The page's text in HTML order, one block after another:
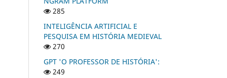
285
INTELIGÊNCIA ARTIFICIAL E
PESQUISA EM HISTÓRIA MEDIEVAL
270
GPT 'O PROFESSOR DE HISTÓRIA':
249